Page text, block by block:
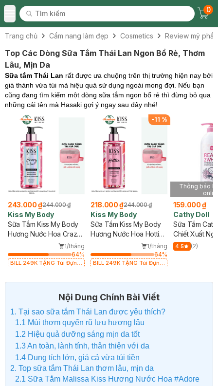
Toggle Menu
Tìm kiếm
Tìm kiếm
0
Trang chủ Cẩm nang làm đẹp Cosmetics Review mỹ
Top Các Dòng Sữa Tắm Thái Lan Ngon Bổ Rẻ, Thơm
Lâu, Mịn Da
Sữa tắm Thái Lan rất được ưa chuộng trên thị trường hiện nay bởi
giá thành vừa túi mà hiệu quả sử dụng ngoài mong đợi. Nếu bạn
cũng đang tìm kiếm một dòng sữa tắm ngon bổ rẻ thì đừng bỏ qua
những cái tên mà Hasaki gợi ý ngay sau đây nhé!
243.000 ₫244.000 ₫
Kiss My Body
Sữa Tắm Kiss My Body
Hương Nước Hoa Crazy
1/tháng
64%
BILL 249K TẶNG Túi Đựng
-11 %
218.000 ₫244.000 ₫
Kiss My Body
Sữa Tắm Kiss My Body
Hương Nước Hoa Hottie
1/tháng
64%
BILL 249K TẶNG Túi Đựng
Thông báo
159.000 ₫
Cathy Doll
Sữa Tắm
Chiết Xuất
Hoa Hồng
4.5 (2)
Nội Dung Chính Bài Viết
1. Tại sao sữa tắm Thái Lan được yêu thích?
1.1 Mùi thơm quyến rũ lưu hương lâu
1.2 Hiệu quả dưỡng sáng mịn da tốt
1.3 An toàn, lành tính, thân thiện với da
1.4 Dung tích lớn, giá cả vừa túi tiền
2. Top sữa tắm Thái Lan thơm lâu, mịn da
2.1 Sữa Tắm Malissa Kiss Hương Nước Hoa #Adore